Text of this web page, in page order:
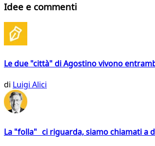
Idee e commenti
Le due "città" di Agostino vivono
di Luigi Alici
La "folla" ci riguarda, siamo chiamati a